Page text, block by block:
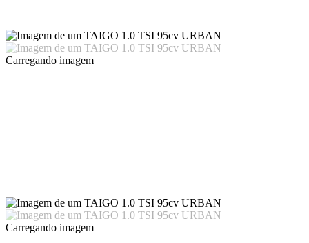
Carregando imagem
Carregando imagem